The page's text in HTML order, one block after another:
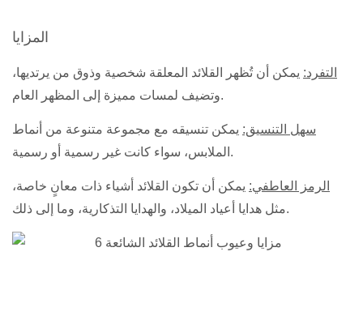
المزايا
التفرد: يمكن أن تُظهر القلائد المعلقة شخصية وذوق من يرتديها،
وتضيف لمسات مميزة إلى المظهر العام.
سهل التنسيق: يمكن تنسيقه مع مجموعة متنوعة من أنماط
الملابس، سواء كانت غير رسمية أو رسمية.
الرمز العاطفي: يمكن أن تكون القلائد أشياء ذات معانٍ خاصة،
مثل هدايا أعياد الميلاد، والهدايا التذكارية، وما إلى ذلك.